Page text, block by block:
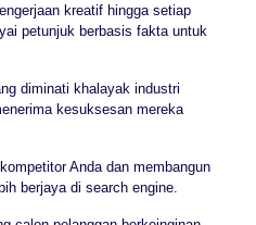
kreatif hingga setiap
petunjuk berbasis fakta untuk
diminati khalayak industri
kesuksesan mereka
Anda dan membangun
berjaya di search engine.